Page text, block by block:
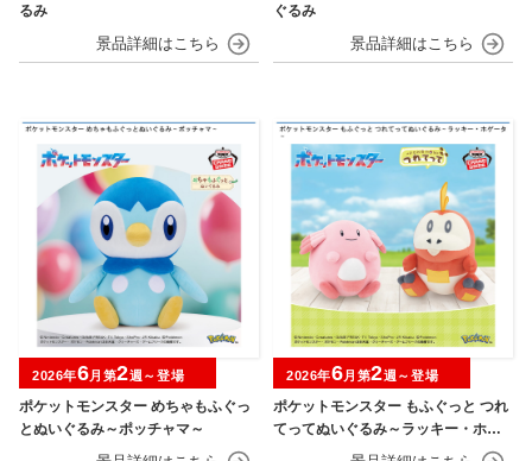
るみ
ぐるみ
ポケットモンスター めちゃもふぐっ
とぬいぐるみ～ポッチャマ～
2026年6月第2週～登場
ポケットモンスター もふぐっと つれ
てってぬいぐるみ～ラッキー・ホゲ
2026年6月第2週～登場